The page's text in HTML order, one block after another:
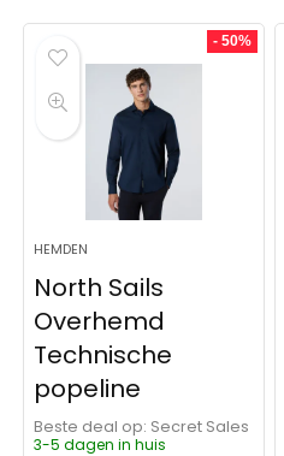
- 50%
HEMDEN
North Sails
Overhemd
Technische
popeline
Beste deal op:
Secret Sales
3-5 dagen in huis